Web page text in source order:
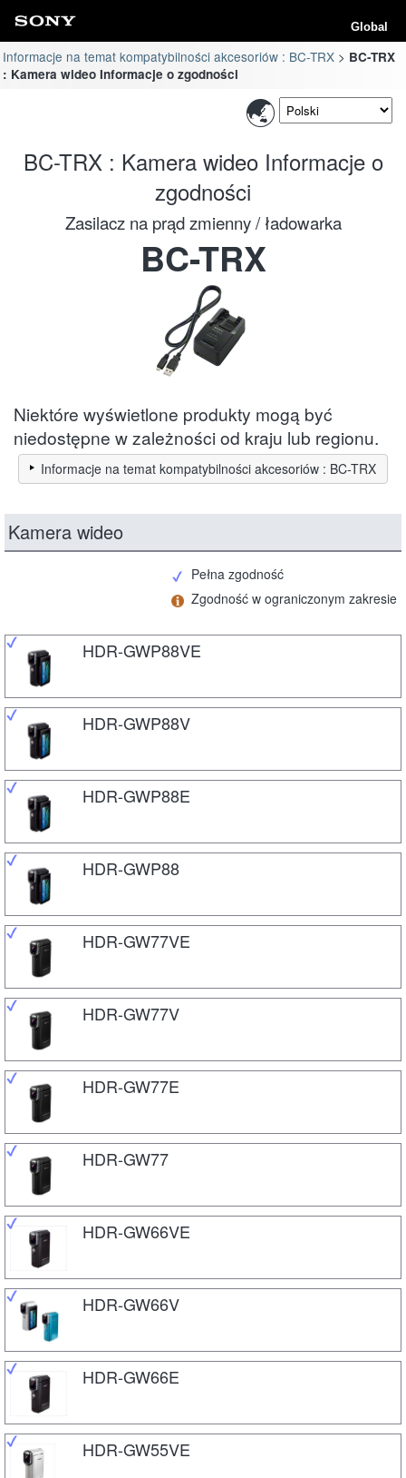
Global
Informacje na temat kompatybilności akcesoriów : BC-TRX
BC-TRX
: Kamera wideo Informacje o zgodności
BC-TRX : Kamera wideo Informacje o
zgodności
Zasilacz na prąd zmienny / ładowarka
BC-TRX
Niektóre wyświetlone produkty mogą być
niedostępne w zależności od kraju lub regionu.
Informacje na temat kompatybilności akcesoriów : BC-TRX
Kamera wideo
Pełna zgodność
Zgodność w ograniczonym zakresie
HDR-GWP88VE
HDR-GWP88V
HDR-GWP88E
HDR-GWP88
HDR-GW77VE
HDR-GW77V
HDR-GW77E
HDR-GW77
HDR-GW66VE
HDR-GW66V
HDR-GW66E
HDR-GW55VE